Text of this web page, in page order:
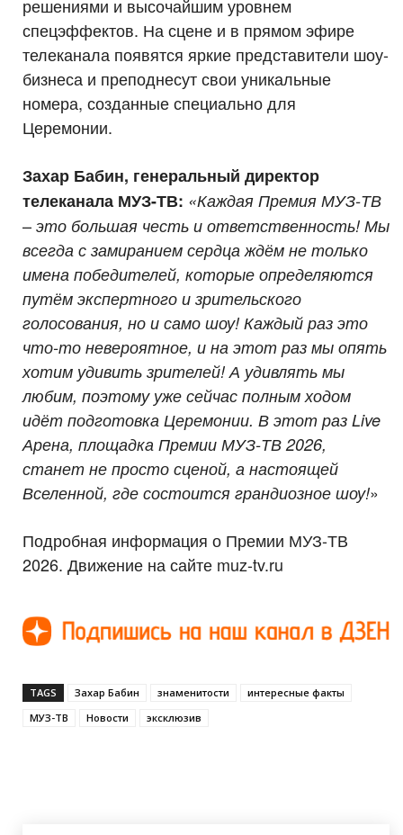
решениями и высочайшим уровнем
спецэффектов. На сцене и в прямом эфире
телеканала появятся яркие представители шоу-
бизнеса и преподнесут свои уникальные
номера, созданные специально для
Церемонии.
Захар Бабин, генеральный директор
телеканала МУЗ-ТВ: «Каждая Премия МУЗ-ТВ
– это большая честь и ответственность! Мы
всегда с замиранием сердца ждём не только
имена победителей, которые определяются
путём экспертного и зрительского
голосования, но и само шоу! Каждый раз это
что-то невероятное, и на этот раз мы опять
хотим удивить зрителей! А удивлять мы
любим, поэтому уже сейчас полным ходом
идёт подготовка Церемонии. В этот раз Live
Арена, площадка Премии МУЗ-ТВ 2026,
станет не просто сценой, а настоящей
Вселенной, где состоится грандиозное шоу!»
Подробная информация о Премии МУЗ-ТВ
2026. Движение на сайте muz-tv.ru
TAGS Захар Бабин знаменитости
интересные факты
МУЗ-ТВ
Новости эксклюзив